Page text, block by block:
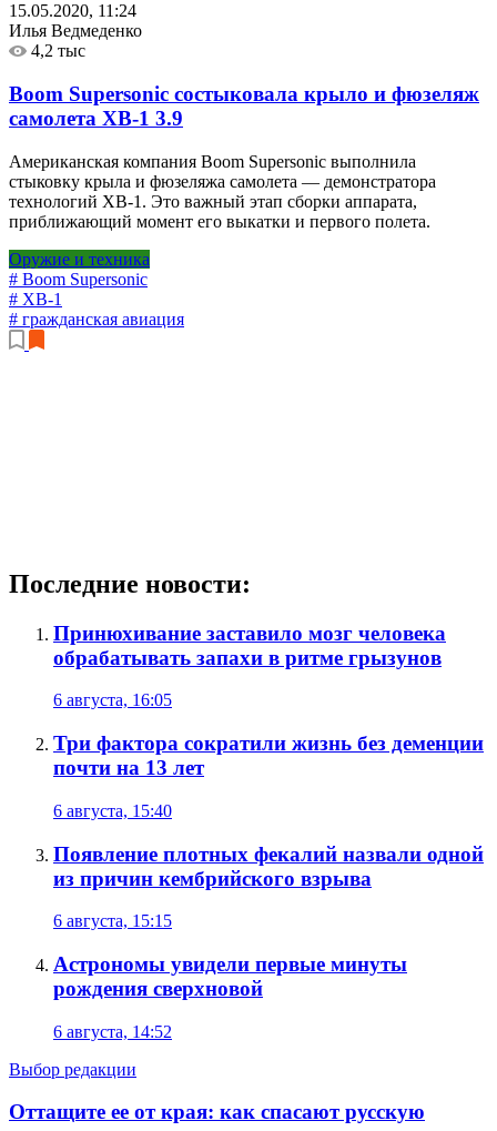
15.05.2020, 11:24
Илья Ведмеденко
4,2 тыс
Boom Supersonic состыковала крыло и фюзеляж
самолета XB-1 3.9
Американская компания Boom Supersonic выполнила
стыковку крыла и фюзеляжа самолета — демонстратора
технологий XB-1. Это важный этап сборки аппарата,
приближающий момент его выкатки и первого полета.
Оружие и техника
# Boom Supersonic
# XB-1
# гражданская авиация
Последние новости:
Принюхивание заставило мозг человека
обрабатывать запахи в ритме грызунов
6 августа, 16:05
Три фактора сократили жизнь без деменции
почти на 13 лет
6 августа, 15:40
Появление плотных фекалий назвали одной
из причин кембрийского взрыва
6 августа, 15:15
Астрономы увидели первые минуты
рождения сверхновой
6 августа, 14:52
Выбор редакции
Оттащите ее от края: как спасают русскую